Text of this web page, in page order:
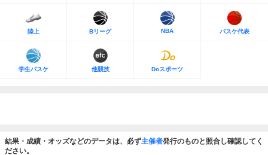
陸上 Bリーグ NBA バスケ代表
学生バスケ 他競技 Doスポーツ
結果・成績・オッズなどのデータは、必ず主催者発行のものと照合し確認してく
ださい。